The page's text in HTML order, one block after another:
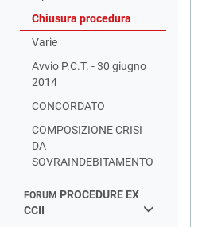
Chiusura procedura
Varie
Avvio P.C.T. - 30 giugno
2014
CONCORDATO
COMPOSIZIONE CRISI
DA
SOVRAINDEBITAMENTO
FORUM PROCEDURE EX
CCII